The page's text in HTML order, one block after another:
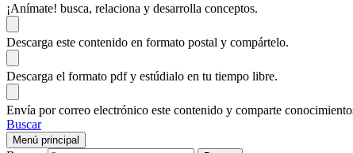
¡Anímate! busca, relaciona y desarrolla conceptos.
Descarga este contenido en formato postal y compártelo.
Descarga el formato pdf y estúdialo en tu tiempo libre.
Envía por correo electrónico este contenido y comparte
Buscar
Menú principal